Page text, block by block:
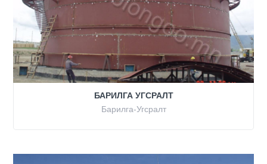
БАРИЛГА УГСРАЛТ
Барилга-Угсралт